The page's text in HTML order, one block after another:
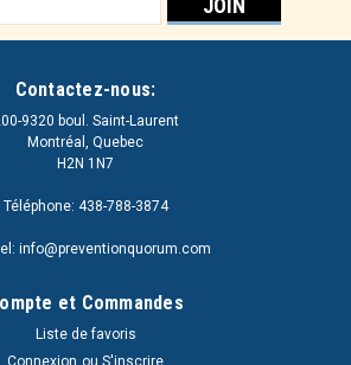
Contactez-nous:
9320 boul. Saint-Laurent
Montréal, Quebec
H2N 1N7
Téléphone: 438-788-3874
info@preventionquorum.com
et Commandes
Liste de favoris
Connexion ou S'inscrire